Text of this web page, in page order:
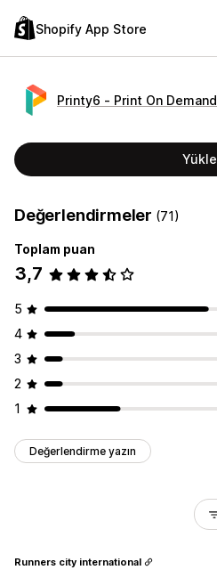
Shopify App Store
Printy6 ‑ Print On Demand
Yükle
Değerlendirmeler (71)
Toplam puan
3,7
5
4
3
2
1
Değerlendirme yazın
Runners city international